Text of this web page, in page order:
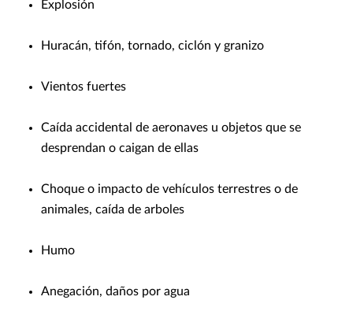
Explosión
Huracán, tifón, tornado, ciclón y granizo
Vientos fuertes
Caída accidental de aeronaves u objetos que se
desprendan o caigan de ellas
Choque o impacto de vehículos terrestres o de
animales, caída de arboles
Humo
Anegación, daños por agua